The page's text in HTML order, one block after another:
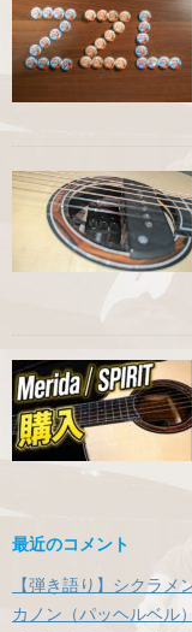
最近のコメント
【弾き語り】シクラメ
カノン（パッヘルベル